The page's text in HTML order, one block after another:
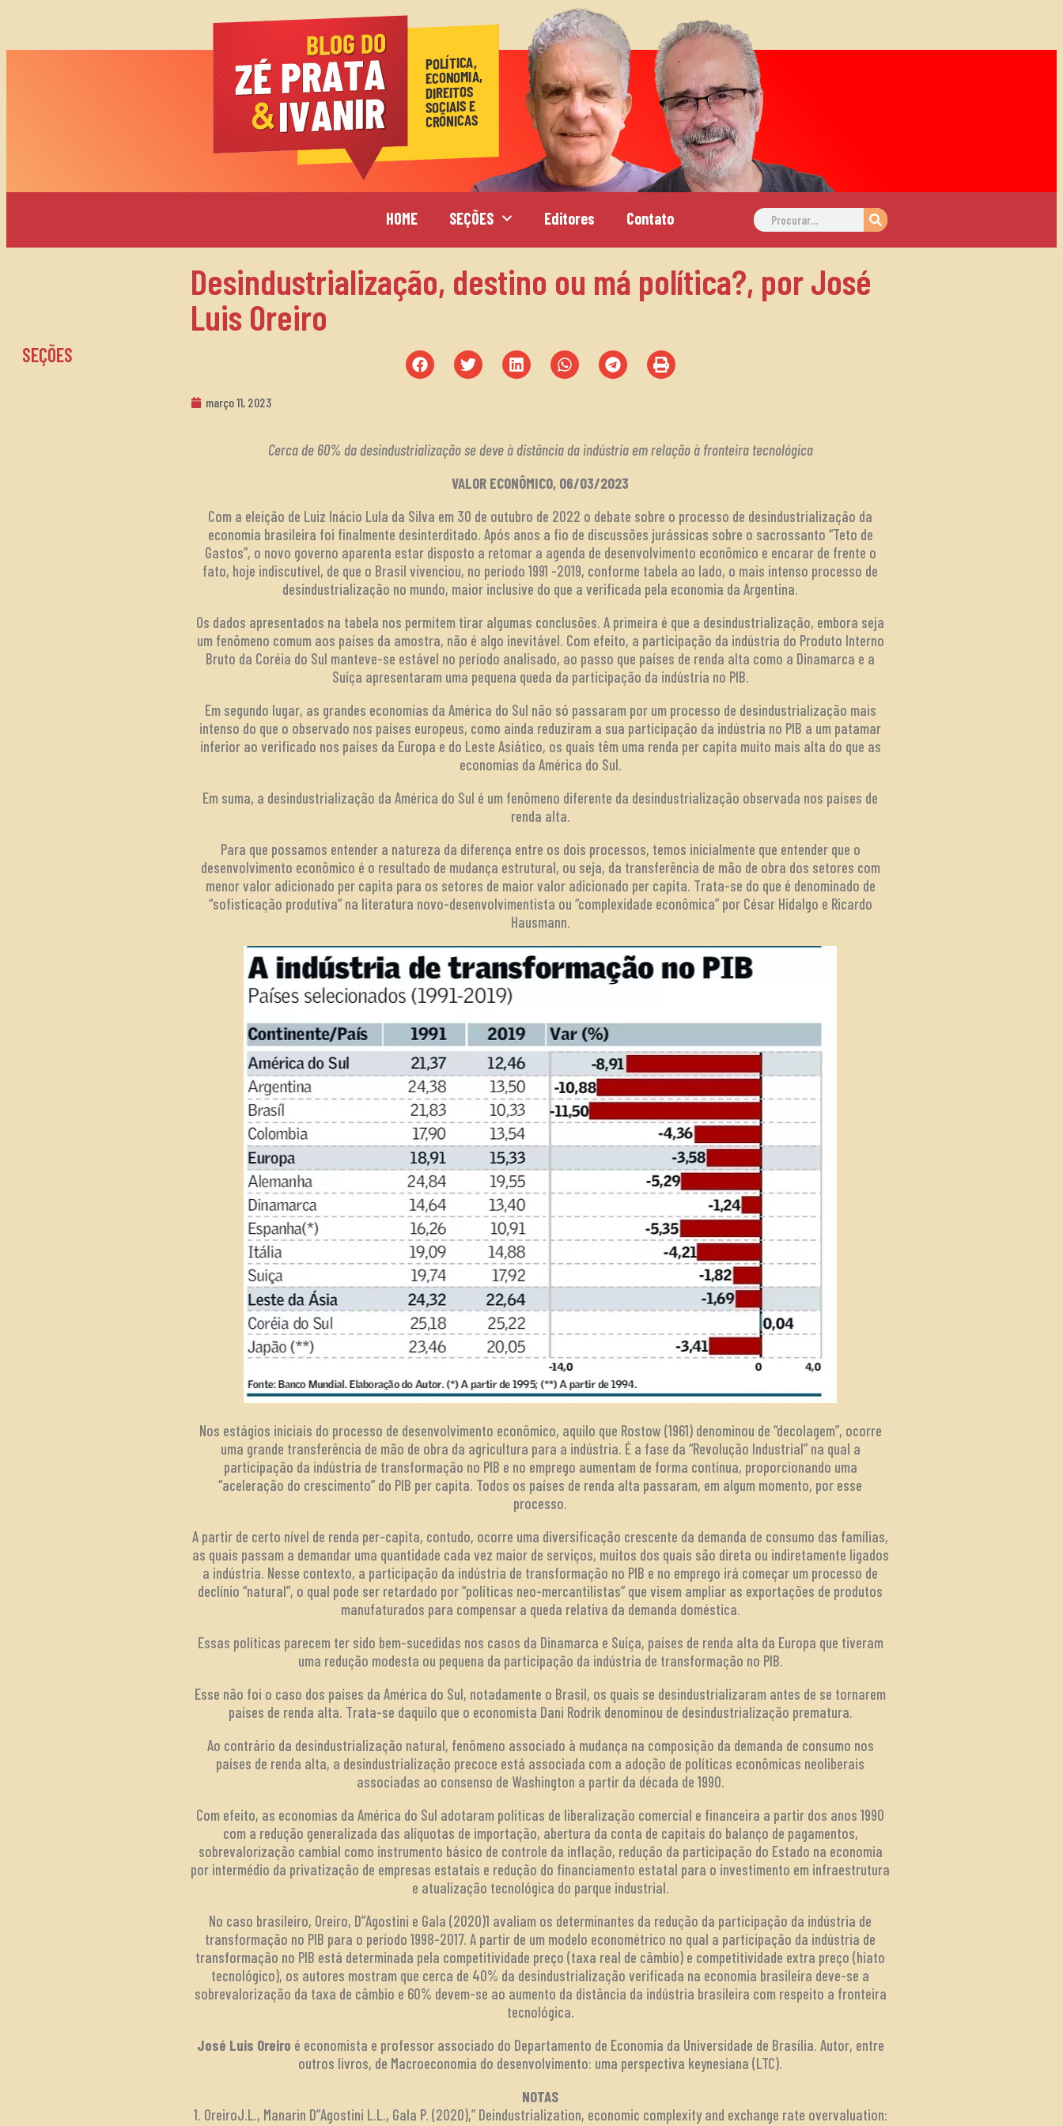
HOME SEÇÕES Editores Contato
SEÇÕES
Desindustrialização, destino ou má política?, por José
Luis Oreiro
março 11, 2023
Cerca de 60% da desindustrialização se deve à distância da indústria em relação à fronteira tecnológica
VALOR ECONÔMICO, 06/03/2023
Com a eleição de Luiz Inácio Lula da Silva em 30 de outubro de 2022 o debate sobre o processo de desindustrialização da
economia brasileira foi finalmente desinterditado. Após anos a fio de discussões jurássicas sobre o sacrossanto “Teto de
Gastos”, o novo governo aparenta estar disposto a retomar a agenda de desenvolvimento econômico e encarar de frente o
fato, hoje indiscutível, de que o Brasil vivenciou, no período 1991 -2019, conforme tabela ao lado, o mais intenso processo de
desindustrialização no mundo, maior inclusive do que a verificada pela economia da Argentina.
Os dados apresentados na tabela nos permitem tirar algumas conclusões. A primeira é que a desindustrialização, embora seja
um fenômeno comum aos países da amostra, não é algo inevitável. Com efeito, a participação da indústria do Produto Interno
Bruto da Coréia do Sul manteve-se estável no período analisado, ao passo que países de renda alta como a Dinamarca e a
Suíça apresentaram uma pequena queda da participação da indústria no PIB.
Em segundo lugar, as grandes economias da América do Sul não só passaram por um processo de desindustrialização mais
intenso do que o observado nos países europeus, como ainda reduziram a sua participação da indústria no PIB a um patamar
inferior ao verificado nos países da Europa e do Leste Asiático, os quais têm uma renda per capita muito mais alta do que as
economias da América do Sul.
Em suma, a desindustrialização da América do Sul é um fenômeno diferente da desindustrialização observada nos países de
renda alta.
Para que possamos entender a natureza da diferença entre os dois processos, temos inicialmente que entender que o
desenvolvimento econômico é o resultado de mudança estrutural, ou seja, da transferência de mão de obra dos setores com
menor valor adicionado per capita para os setores de maior valor adicionado per capita. Trata-se do que é denominado de
“sofisticação produtiva” na literatura novo-desenvolvimentista ou “complexidade econômica” por César Hidalgo e Ricardo
Hausmann.
Nos estágios iniciais do processo de desenvolvimento econômico, aquilo que Rostow (1961) denominou de “decolagem”, ocorre
uma grande transferência de mão de obra da agricultura para a indústria. É a fase da “Revolução Industrial” na qual a
participação da indústria de transformação no PIB e no emprego aumentam de forma contínua, proporcionando uma
“aceleração do crescimento” do PIB per capita. Todos os países de renda alta passaram, em algum momento, por esse
processo.
A partir de certo nível de renda per-capita, contudo, ocorre uma diversificação crescente da demanda de consumo das famílias,
as quais passam a demandar uma quantidade cada vez maior de serviços, muitos dos quais são direta ou indiretamente ligados
a indústria. Nesse contexto, a participação da indústria de transformação no PIB e no emprego irá começar um processo de
declínio “natural”, o qual pode ser retardado por “políticas neo-mercantilistas” que visem ampliar as exportações de produtos
manufaturados para compensar a queda relativa da demanda doméstica.
Essas políticas parecem ter sido bem-sucedidas nos casos da Dinamarca e Suíça, países de renda alta da Europa que tiveram
uma redução modesta ou pequena da participação da indústria de transformação no PIB.
Esse não foi o caso dos países da América do Sul, notadamente o Brasil, os quais se desindustrializaram antes de se tornarem
países de renda alta. Trata-se daquilo que o economista Dani Rodrik denominou de desindustrialização prematura.
Ao contrário da desindustrialização natural, fenômeno associado à mudança na composição da demanda de consumo nos
países de renda alta, a desindustrialização precoce está associada com a adoção de políticas econômicas neoliberais
associadas ao consenso de Washington a partir da década de 1990.
Com efeito, as economias da América do Sul adotaram políticas de liberalização comercial e financeira a partir dos anos 1990
com a redução generalizada das alíquotas de importação, abertura da conta de capitais do balanço de pagamentos,
sobrevalorização cambial como instrumento básico de controle da inflação, redução da participação do Estado na economia
por intermédio da privatização de empresas estatais e redução do financiamento estatal para o investimento em infraestrutura
e atualização tecnológica do parque industrial.
No caso brasileiro, Oreiro, D”Agostini e Gala (2020)1 avaliam os determinantes da redução da participação da indústria de
transformação no PIB para o período 1998-2017. A partir de um modelo econométrico no qual a participação da indústria de
transformação no PIB está determinada pela competitividade preço (taxa real de câmbio) e competitividade extra preço (hiato
tecnológico), os autores mostram que cerca de 40% da desindustrialização verificada na economia brasileira deve-se a
sobrevalorização da taxa de câmbio e 60% devem-se ao aumento da distância da indústria brasileira com respeito a fronteira
tecnológica.
José Luis Oreiro é economista e professor associado do Departamento de Economia da Universidade de Brasília. Autor, entre
outros livros, de Macroeconomia do desenvolvimento: uma perspectiva keynesiana (LTC).
NOTAS
1. OreiroJ.L., Manarin D”Agostini L.L., Gala P. (2020),” Deindustrialization, economic complexity and exchange rate overvaluation: